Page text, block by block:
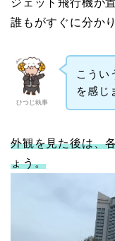
ジェット飛行機が
誰もがすぐに分か
ひつじ執事
こうい
を感じ
外観を見た後は、
ょう。